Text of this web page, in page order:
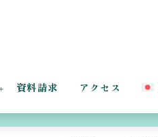
資料請求 アクセス